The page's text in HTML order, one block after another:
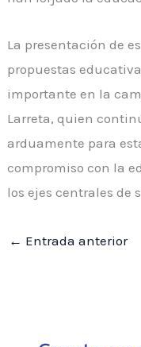
La presentación de
propuestas
importante en la
Larreta, quien
arduamente para
compromiso con la
los ejes centrales de
← Entrada anterior